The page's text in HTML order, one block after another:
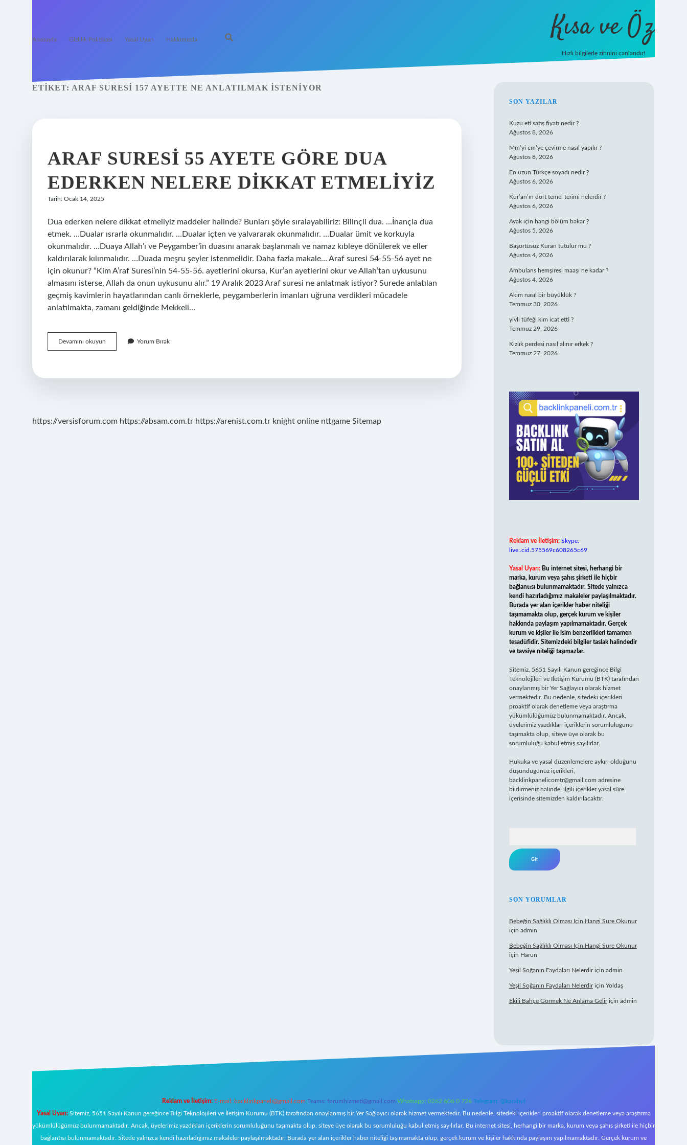
Anasayfa Gizlilik Politikası Yasal Uyarı Hakkımızda Kısa ve Öz
Hızlı bilgilerle zihnini canlandır!
ETIKET: ARAF SURESI 157 AYETTE NE ANLATILMAK ISTENIYOR
ARAF SURESI 55 AYETE GÖRE DUA
EDERKEN NELERE DIKKAT ETMELIYIZ
Tarih: Ocak 14, 2025
Dua ederken nelere dikkat etmeliyiz maddeler halinde? Bunları şöyle sıralayabiliriz: Bilinçli dua. …İnançla dua
etmek. …Dualar ısrarla okunmalıdır. …Dualar içten ve yalvararak okunmalıdır. …Dualar ümit ve korkuyla
okunmalıdır. …Duaya Allah’ı ve Peygamber’in duasını anarak başlanmalı ve namaz kıbleye dönülerek ve eller
kaldırılarak kılınmalıdır. …Duada meşru şeyler istenmelidir. Daha fazla makale… Araf suresi 54-55-56 ayet ne
için okunur? “Kim A’raf Suresi’nin 54-55-56. ayetlerini okursa, Kur’an ayetlerini okur ve Allah’tan uykusunu
almasını isterse, Allah da onun uykusunu alır.” 19 Aralık 2023 Araf suresi ne anlatmak istiyor? Surede anlatılan
geçmiş kavimlerin hayatlarından canlı örneklerle, peygamberlerin imanları uğruna verdikleri mücadele
anlatılmakta, zamanı geldiğinde Mekkeli…
Devamını okuyun
Suresi
Göre
Etmeliyiz
Yorum Bırak
https://versisforum.com https://absam.com.tr https://arenist.com.tr knight online nttgame Sitemap
SIDEBAR
SON YAZILAR
Kuzu eti satış fiyatı nedir ?
Ağustos 8, 2026
Mm’yi cm’ye çevirme nasıl yapılır ?
Ağustos 8, 2026
En uzun Türkçe soyadı nedir ?
Ağustos 6, 2026
Kur’an’ın dört temel terimi nelerdir ?
Ağustos 6, 2026
Ayak için hangi bölüm bakar ?
Ağustos 5, 2026
Başörtüsüz Kuran tutulur mu ?
Ağustos 4, 2026
Ambulans hemşiresi maaşı ne kadar ?
Ağustos 4, 2026
Akım nasıl bir büyüklük ?
Temmuz 30, 2026
yivli tüfeği kim icat etti ?
Temmuz 29, 2026
Kızlık perdesi nasıl alınır erkek ?
Temmuz 27, 2026
Reklam ve İletişim: Skype:
live:.cid.575569c608265c69
Yasal Uyarı: Bu internet sitesi, herhangi bir
marka, kurum veya şahıs şirketi ile hiçbir
bağlantısı bulunmamaktadır. Sitede yalnızca
kendi hazırladığımız makaleler paylaşılmaktadır.
Burada yer alan içerikler haber niteliği
taşımamakta olup, gerçek kurum ve kişiler
hakkında paylaşım yapılmamaktadır. Gerçek
kurum ve kişiler ile isim benzerlikleri tamamen
tesadüfidir. Sitemizdeki bilgiler taslak halindedir
ve tavsiye niteliği taşımazlar.
Sitemiz, 5651 Sayılı Kanun gereğince Bilgi
Teknolojileri ve İletişim Kurumu (BTK) tarafından
onaylanmış bir Yer Sağlayıcı olarak hizmet
vermektedir. Bu nedenle, sitedeki içerikleri
proaktif olarak denetleme veya araştırma
yükümlülüğümüz bulunmamaktadır. Ancak,
üyelerimiz yazdıkları içeriklerin sorumluluğunu
taşımakta olup, siteye üye olarak bu
sorumluluğu kabul etmiş sayılırlar.
Hukuka ve yasal düzenlemelere aykırı olduğunu
düşündüğünüz içerikleri,
backlinkpanelicomtr@gmail.com adresine
bildirmeniz halinde, ilgili içerikler yasal süre
içerisinde sitemizden kaldırılacaktır.
SON YORUMLAR
Bebeğin Sağlıklı Olması Için Hangi Sure Okunur
için admin
Bebeğin Sağlıklı Olması Için Hangi Sure Okunur
için Harun
Yeşil Soğanın Faydaları Nelerdiriçin admin
Yeşil Soğanın Faydaları Nelerdiriçin Yoldaş
Ekili Bahçe Görmek Ne Anlama Geliriçin admin
Reklam ve İletişim: E-mail: backlinkpaneli@gmail.com Teams: forumhizmeti@gmail.com Whatsapp: 0262 606 0 726 Telegram: @karabul
Yasal Uyarı:Sitemiz, 5651 Sayılı Kanun gereğince Bilgi Teknolojileri ve İletişim Kurumu (BTK) tarafından onaylanmış bir Yer Sağlayıcı olarak hizmet vermektedir. Bu nedenle, sitedeki içerikleri proaktif olarak denetleme veya araştırma
yükümlülüğümüz bulunmamaktadır. Ancak, üyelerimiz yazdıkları içeriklerin sorumluluğunu taşımakta olup, siteye üye olarak bu sorumluluğu kabul etmiş sayılırlar. Bu internet sitesi, herhangi bir marka, kurum veya şahıs şirketi ile hiçbir
bağlantısı bulunmamaktadır. Sitede yalnızca kendi hazırladığımız makaleler paylaşılmaktadır. Burada yer alan içerikler haber niteliği taşımamakta olup, gerçek kurum ve kişiler hakkında paylaşım yapılmamaktadır. Gerçek kurum ve